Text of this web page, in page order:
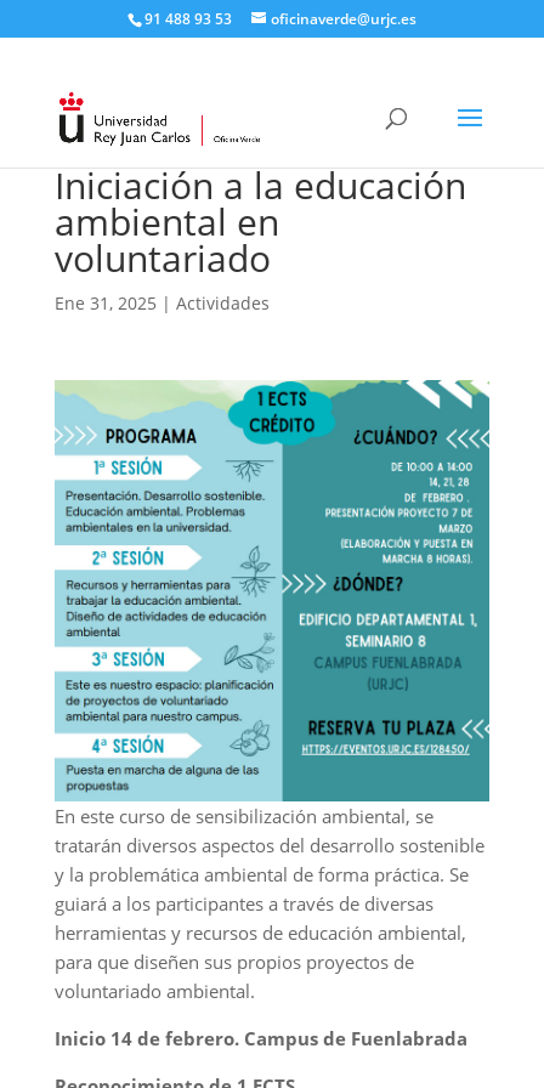
91 488 93 53 oficinaverde@urjc.es
Iniciación a la educación
ambiental en
voluntariado
Ene 31, 2025 | Actividades
En este curso de sensibilización ambiental, se
tratarán diversos aspectos del desarrollo sostenible
y la problemática ambiental de forma práctica. Se
guiará a los participantes a través de diversas
herramientas y recursos de educación ambiental,
para que diseñen sus propios proyectos de
voluntariado ambiental.
Inicio 14 de febrero. Campus de Fuenlabrada